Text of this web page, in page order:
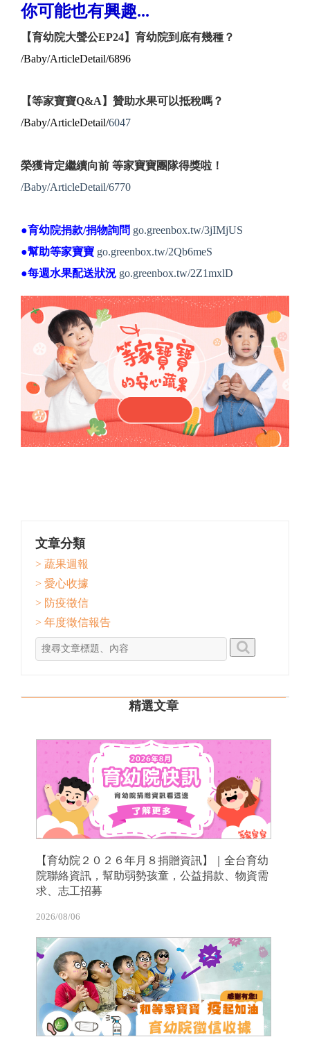
你可能也有興趣...
【育幼院大聲公EP24】育幼院到底有幾種？
/Baby/ArticleDetail/6896
【等家寶寶Q&A】贊助水果可以抵稅嗎？
/Baby/ArticleDetail/6047
榮獲肯定繼續向前 等家寶寶團隊得獎啦！
/Baby/ArticleDetail/6770
●育幼院捐款/捐物詢問 go.greenbox.tw/3jIMjUS
●幫助等家寶寶 go.greenbox.tw/2Qb6meS
●每週水果配送狀況 go.greenbox.tw/2Z1mxlD
文章分類
> 蔬果週報
> 愛心收據
> 防疫徵信
> 年度徵信報告
精選文章
【育幼院２０２６年月８捐贈資訊】｜全台育幼
院聯絡資訊，幫助弱勢孩童，公益捐款、物資需
求、志工招募
2026/08/06